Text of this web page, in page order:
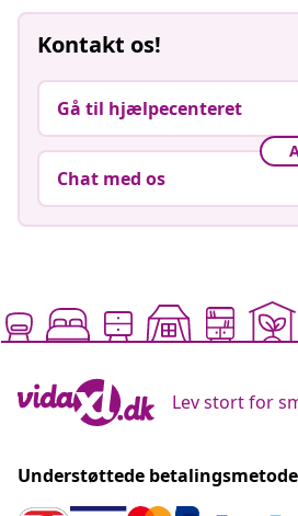
Kontakt os!
Gå til hjælpecenteret
Chat med os
Lev stort for
Understøttede